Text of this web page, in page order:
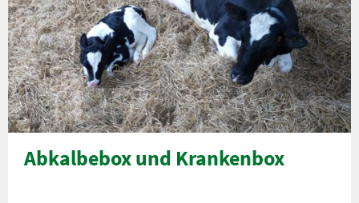
Abkalbebox und Krankenbox